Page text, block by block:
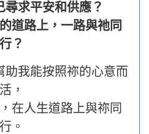
尋求平安和供應？
道路上，一路與祂同
行？
助我能按照祢的心意而
活，
在人生道路上與祢同
行。